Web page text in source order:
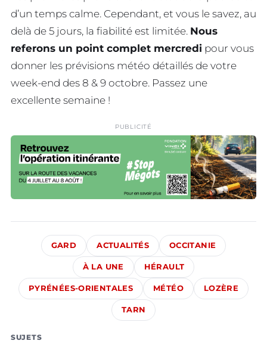
d’un temps calme. Cependant, et vous le savez, au
delà de 5 jours, la fiabilité est limitée. Nous
referons un point complet mercredi pour vous
donner les prévisions météo détaillés de votre
week-end des 8 & 9 octobre. Passez une
excellente semaine !
PUBLICITÉ
GARD ACTUALITÉS OCCITANIE
À LA UNE HÉRAULT
PYRÉNÉES-ORIENTALES MÉTÉO LOZÈRE
TARN
SUJETS